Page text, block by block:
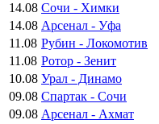
14.08 Сочи - Химки
14.08 Арсенал - Уфа
11.08 Рубин - Локомотив
11.08 Ротор - Зенит
10.08 Урал - Динамо
09.08 Спартак - Сочи
09.08 Арсенал - Ахмат